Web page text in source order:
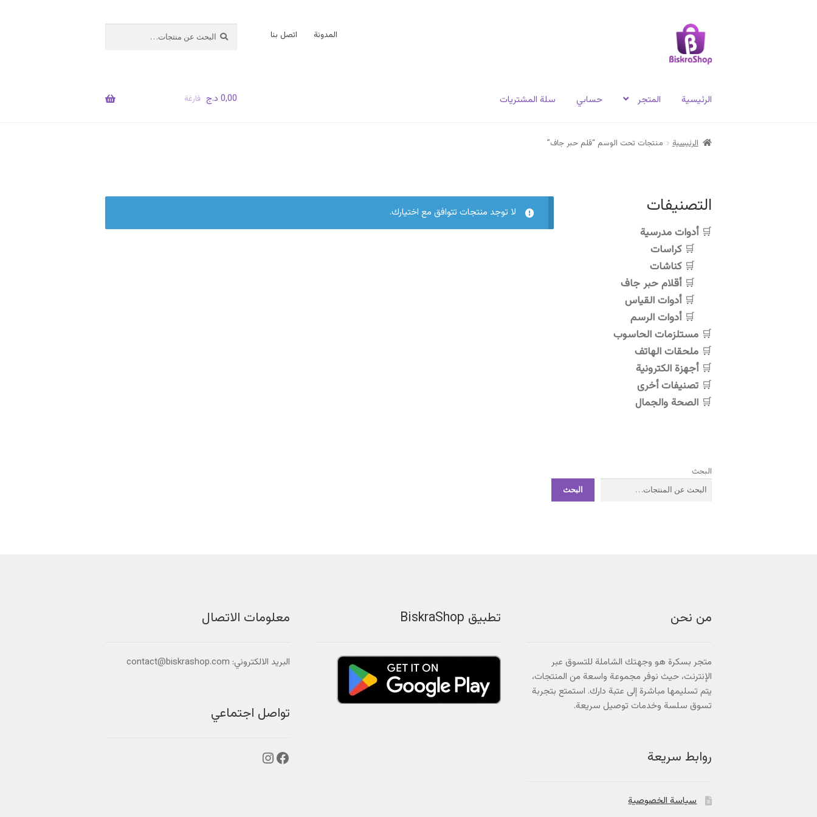
Skip
to
navigation
Skip
to
content
المدونة اتصل بنا
عن:
الرئيسية المتجر حسابي سلة المشتريات 0,00 د.ج فارغة
الرئيسية منتجات تحت الوسم “قلم حبر جاف”
لا توجد منتجات تتوافق مع اختيارك. التصنيفات
أدوات مدرسية
كراسات
كناشات
أقلام حبر جاف
أدوات القياس
أدوات الرسم
مستلزمات الحاسوب
ملحقات الهاتف
أجهزة الكترونية
تصنيفات أخرى
الصحة والجمال
البحث
البحث
من نحن
متجر بسكرة هو وجهتك الشاملة للتسوق عبر
الإنترنت، حيث نوفر مجموعة واسعة من المنتجات،
يتم تسليمها مباشرة إلى عتبة دارك. استمتع بتجربة
تسوق سلسة وخدمات توصيل سريعة.
روابط سريعة
سياسة الخصوصية
تطبيق BiskraShop معلومات الاتصال
البريد الالكتروني: contact@biskrashop.com
تواصل اجتماعي
فيسبوك
إنستجرام